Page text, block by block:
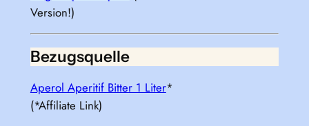
Version!)
Bezugsquelle
Aperol Aperitif Bitter 1 Liter*
(*Affiliate Link)